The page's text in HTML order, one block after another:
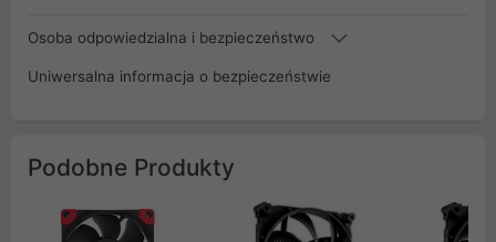
Osoba odpowiedzialna i bezpieczeństwo
Uniwersalna informacja o bezpieczeństwie
Podobne Produkty